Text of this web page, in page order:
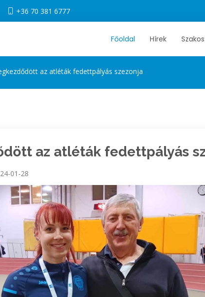
+36 70 381 6777
Főoldal Hírek
az atléták fedettpályás szezonja
az atléták fedettpályás
01-28